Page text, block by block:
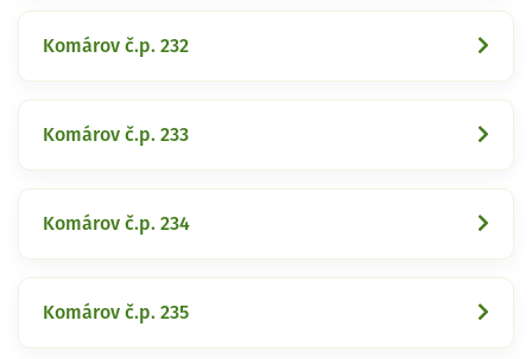
Komárov č.p. 232
Komárov č.p. 233
Komárov č.p. 234
Komárov č.p. 235